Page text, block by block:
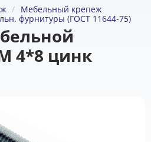
Мебельный крепеж
фурнитуры (ГОСТ 11644-75)
4*8 цинк